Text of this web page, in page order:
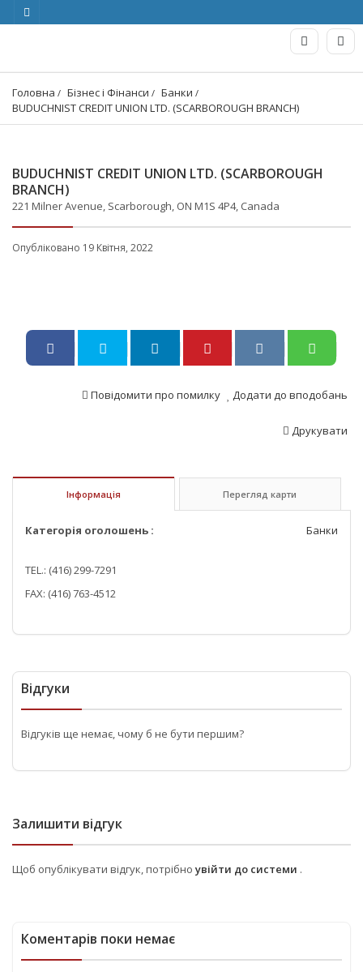
Головна Бізнес і Фінанси
Банки
BUDUCHNIST CREDIT UNION LTD. (SCARBOROUGH BRANCH)
BUDUCHNIST CREDIT UNION LTD. (SCARBOROUGH
BRANCH)
221 Milner Avenue, Scarborough, ON M1S 4P4, Canada
Опубліковано 19 Квітня, 2022
Додати до вподобань
Повідомити про помилку
Друкувати
Інформація Перегляд карти
Категорія оголошень : Банки
TEL.: (416) 299-7291
FAX: (416) 763-4512
Відгуки
Відгуків ще немає, чому б не бути першим?
Залишити відгук
Щоб опублікувати відгук, потрібно увійти до системи .
Коментарів поки немає